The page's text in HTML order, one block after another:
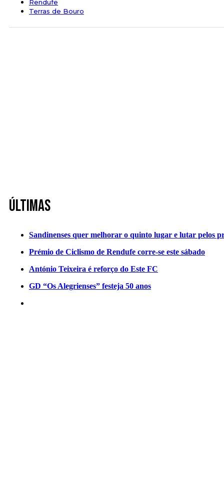
Rendufe
Terras de Bouro
Últimas
Sandinenses quer melhorar o quinto lugar e lutar pelos
Prémio de Ciclismo de Rendufe corre-se este sábado
António Teixeira é reforço do Este FC
GD “Os Alegrienses” festeja 50 anos